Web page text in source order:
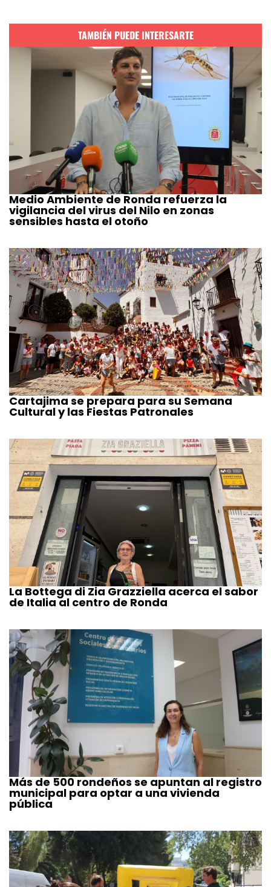
TAMBIÉN PUEDE INTERESARTE
Medio Ambiente de Ronda refuerza la
vigilancia del virus del Nilo en zonas
sensibles hasta el otoño
Cartajima se prepara para su Semana
Cultural y las Fiestas Patronales
La Bottega di Zia Grazziella acerca el sabor
de Italia al centro de Ronda
Más de 500 rondeños se apuntan al registro
municipal para optar a una vivienda
pública